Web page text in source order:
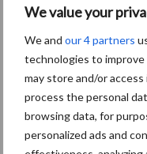
We value your
We and our 4 partners
technologies to
may store and/or
process the personal
browsing data, for
personalized ads and
De Krone BiG M 450 en
420 draaide een jaar